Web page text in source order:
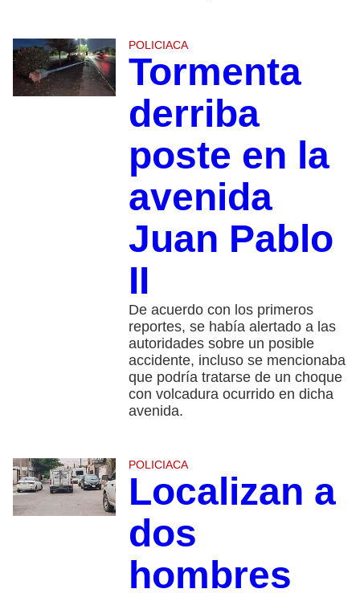
POLICIACA
Tormenta
derriba
poste en la
avenida
Juan Pablo
II
De acuerdo con los primeros
reportes, se había alertado a las
autoridades sobre un posible
accidente, incluso se mencionaba
que podría tratarse de un choque
con volcadura ocurrido en dicha
avenida.
POLICIACA
Localizan a
dos
hombres